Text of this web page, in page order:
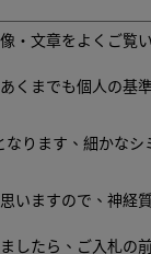
・文章をよくご覧
くまでも個人の基
なります、細かな
いますので、神経
したら、ご入札の